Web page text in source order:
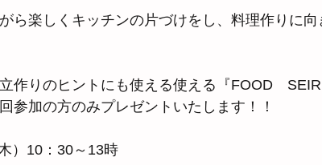
ら楽しくキッチンの片づけをし、料理作りに
作りのヒントにも使える使える『FOOD　
参加の方のみプレゼントいたします！！
）10：30～13時